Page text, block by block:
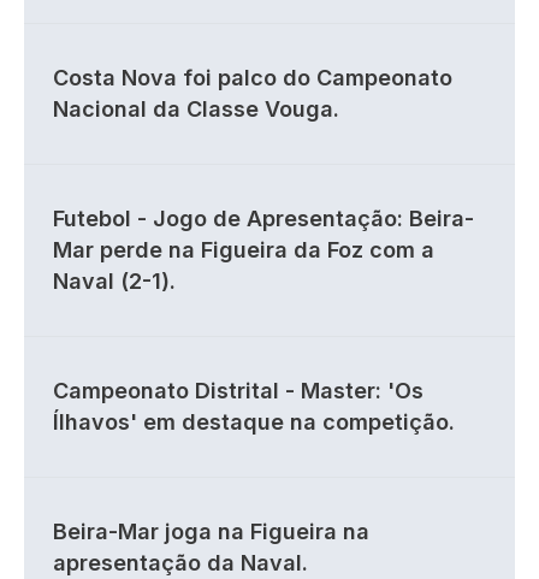
Costa Nova foi palco do Campeonato
Nacional da Classe Vouga.
Futebol - Jogo de Apresentação: Beira-
Mar perde na Figueira da Foz com a
Naval (2-1).
Campeonato Distrital - Master: 'Os
Ílhavos' em destaque na competição.
Beira-Mar joga na Figueira na
apresentação da Naval.